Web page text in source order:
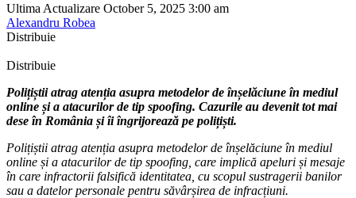
Ultima Actualizare October 5, 2025 3:00 am
Alexandru Robea
Distribuie
Distribuie
Polițiștii atrag atenția asupra metodelor de înșelăciune în mediul
online și a atacurilor de tip spoofing. Cazurile au devenit tot mai
dese în România și îi îngrijorează pe polițiști.
Polițiștii atrag atenția asupra metodelor de înșelăciune în mediul
online și a atacurilor de tip spoofing, care implică apeluri și mesaje
în care infractorii falsifică identitatea, cu scopul sustragerii banilor
sau a datelor personale pentru săvârșirea de infracțiuni.